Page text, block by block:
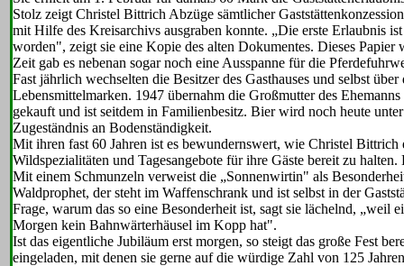
Stolz zeigt Christel Bittrich Abzüge sämtlicher
mit Hilfe des Kreisarchivs ausgraben konnte. „Die erste Erlaubnis
worden", zeigt sie eine Kopie des alten Dokumentes. Dieses
Zeit gab es nebenan sogar noch eine Ausspanne für die
Fast jährlich wechselten die Besitzer des Gasthauses und selbst
Lebensmittelmarken. 1947 übernahm die Großmutter des
gekauft und ist seitdem in Familienbesitz. Bier wird noch heute
Zugeständnis an Bodenständigkeit.
Mit ihren fast 60 Jahren ist es bewundernswert, wie Christel
Wildspezialitäten und Tagesangebote für ihre Gäste bereit zu
Mit einem Schmunzeln verweist die „Sonnenwirtin" als
Waldprophet, der steht im Waffenschrank und ist selbst in der
Frage, warum das so eine Besonderheit ist, sagt sie lächelnd,
Morgen kein Bahnwärterhäusel im Kopp hat".
Ist das eigentliche Jubiläum erst morgen, so steigt das große Fest
eingeladen, mit denen sie gerne auf die würdige Zahl von 125